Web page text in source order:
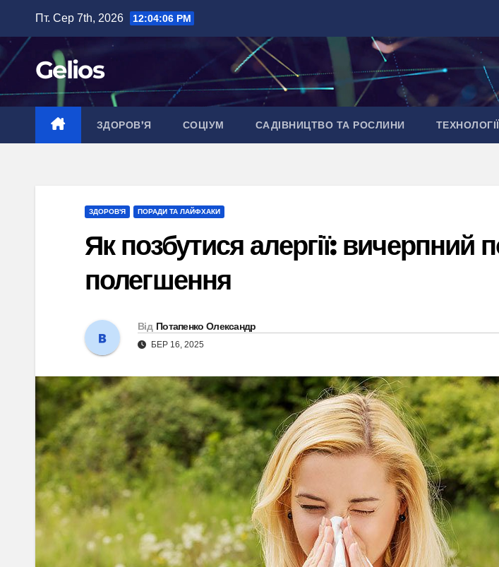
вмісту
Пт. Сер 7th, 2026 12:04:07 PM
Gelios
ЗДОРОВ’Я СОЦІУМ САДІВНИЦТВО ТА РОСЛИНИ
ЗДОРОВ'Я ПОРАДИ ТА ЛАЙФХАКИ
Як позбутися алергії: вичерпний
полегшення
Від Потапенко Олександр
БЕР 16, 2025